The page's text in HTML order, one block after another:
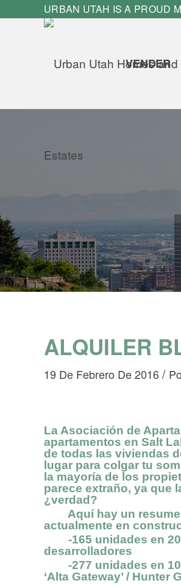
URBAN UTAH IS A PROUD
VENDER
ALQUILER
19 De Febrero De 2016/
La Asociación de
apartamentos en Salt
de todas las viviendas
lugar para colgar tu
la mayoría de los
parece extraño, ya que
¿verdad?
Aquí hay un resumen
actualmente en
-165 unidades en 200
desarrolladores
-277 unidades en 100
‘Alta Gateway’ / Hunter